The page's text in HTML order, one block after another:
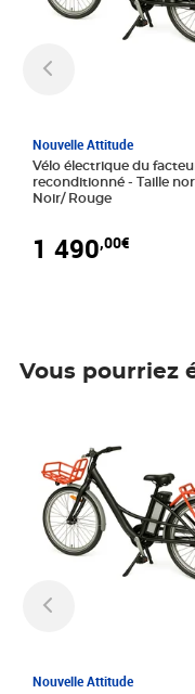
Nouvelle Attitude
Vélo électrique du
reconditionné - Taille normale -
Noir/ Rouge
1 490,00€
Vous pourriez
Nouvelle Attitude